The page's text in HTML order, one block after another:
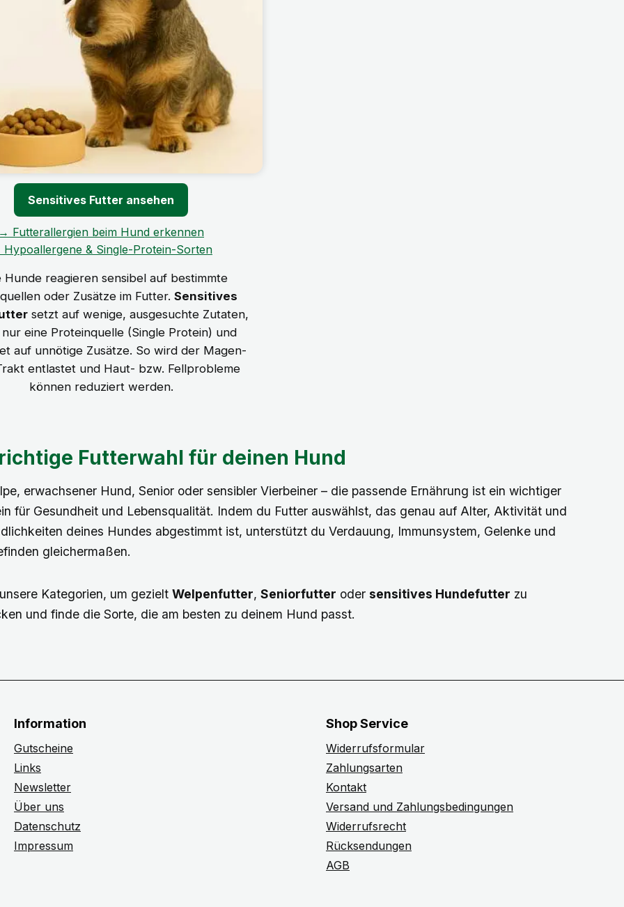
Sensitives Futter ansehen
Futterallergien beim Hund erkennen
& Single-Protein-Sorten
Hunde reagieren sensibel auf bestimmte
oder Zusätze im Futter. Sensitives
setzt auf wenige, ausgesuchte Zutaten,
eine Proteinquelle (Single Protein) und
auf unnötige Zusätze. So wird der Magen-
entlastet und Haut- bzw. Fellprobleme
können reduziert werden.
Futterwahl für deinen Hund
erwachsener Hund, Senior oder sensibler Vierbeiner – die passende Ernährung ist ein wichtiger
für Gesundheit und Lebensqualität. Indem du Futter auswählst, das genau auf Alter, Aktivität und
deines Hundes abgestimmt ist, unterstützt du Verdauung, Immunsystem, Gelenke und
gleichermaßen.
Kategorien, um gezielt Welpenfutter, Seniorfutter oder sensitives Hundefutter zu
und finde die Sorte, die am besten zu deinem Hund passt.
Information
Gutscheine
Links
Newsletter
Über uns
Datenschutz
Impressum
Shop Service
Widerrufsformular
Zahlungsarten
Kontakt
Versand und Zahlungsbedingungen
Widerrufsrecht
Rücksendungen
AGB